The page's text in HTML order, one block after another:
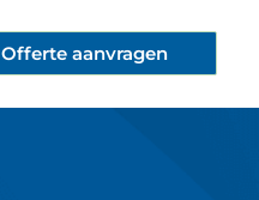
Offerte aanvragen